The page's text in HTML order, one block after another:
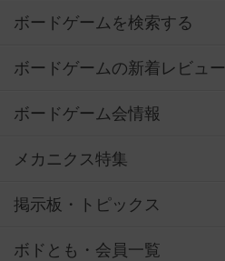
ボードゲームを検索する
ボードゲームの新着レビュー
ボードゲーム会情報
メカニクス特集
掲示板・トピックス
ボドとも・会員一覧